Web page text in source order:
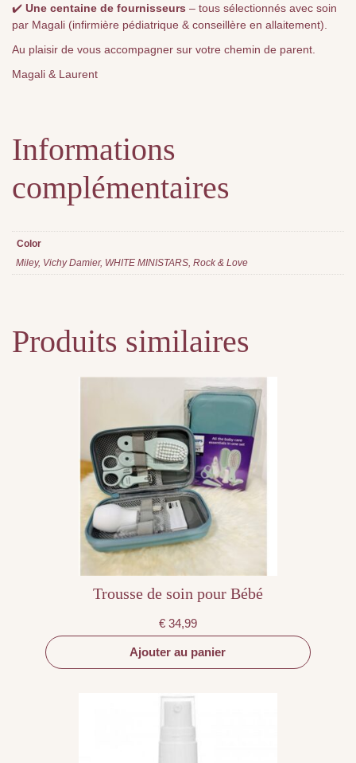
✔️ Une centaine de fournisseurs – tous sélectionnés avec soin
par Magali (infirmière pédiatrique & conseillère en allaitement).
Au plaisir de vous accompagner sur votre chemin de parent.
Magali & Laurent
Informations
complémentaires
Color
Miley, Vichy Damier, WHITE MINISTARS, Rock & Love
Produits similaires
Trousse de soin pour Bébé
€ 34,99
Ajouter au panier